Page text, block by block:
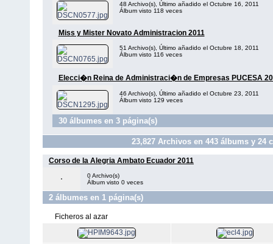
48 Archivo(s), Último añadido el Octubre 16, 2011
Álbum visto 118 veces
Miss y Mister Novato Administracion 2011
51 Archivo(s), Último añadido el Octubre 18, 2011
Álbum visto 116 veces
Elecci�n Reina de Administraci�n de Empresas PUCESA
46 Archivo(s), Último añadido el Octubre 23, 2011
Álbum visto 129 veces
30 álbumes en 3 página(s)
23,827Archivos en 443álbums y 24
Corso de la Alegria Ambato Ecuador 2011
0 Archivo(s)
Álbum visto 0 veces
2 álbumes en 1 página(s)
Ficheros al azar